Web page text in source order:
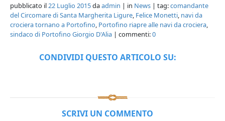
pubblicato il22 Luglio 2015daadmin | in News | tag:comandante
del Circomare di Santa Margherita Ligure, Felice Monetti, navi da
crociera tornano a Portofino, Portofino riapre alle navi da crociera,
sindaco di Portofino Giorgio D'Alia | commenti:0
CONDIVIDI QUESTO ARTICOLO SU:
SCRIVI UN COMMENTO